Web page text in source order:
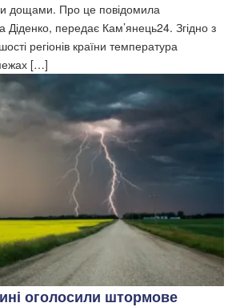
дощами. Про це повідомила
Діденко, передає Кам’янець24. Згідно з
регіонів країни температура
[…]
оголосили штормове